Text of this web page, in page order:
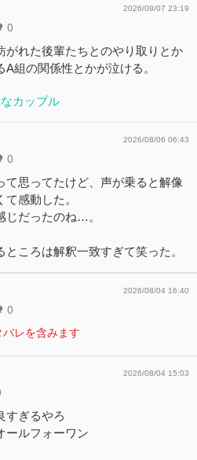
0
2026/08/07 23:19
がれた後輩たちとのやり取りとか
組の関係性とかが泣ける。
カップル
0
2026/08/06 06:43
て思ってたけど、声が乗ると解像
感動した。
じだったのね…。
ころは解釈一致すぎて笑った。
0
2026/08/04 16:40
レを含みます
2026/08/04 15:03
すぎるやろ
ールフォーワン